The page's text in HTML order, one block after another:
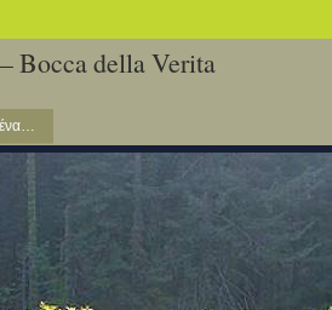
Bocca della Verita